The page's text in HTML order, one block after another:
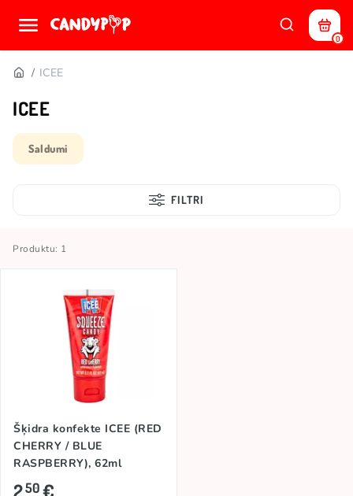
0
ICEE
ICEE
Saldumi
FILTRI
Produktu: 1
Šķidra konfekte ICEE (RED
CHERRY / BLUE
RASPBERRY), 62ml
250€